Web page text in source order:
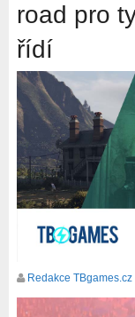
road pro
řídí
Redakce TBgames.cz